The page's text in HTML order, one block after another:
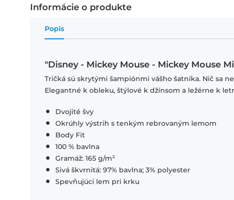
Informácie o produkte
Popis
"Disney - Mickey Mouse - Mickey Mouse
Tričká sú skrytými šampiónmi vášho šatníka. Nič sa
Elegantné k obleku, štýlové k džínsom a ležérne k
Dvojité švy
Okrúhly výstrih s tenkým rebrovaným lemom
Body Fit
100 % bavlna
Gramáž: 165 g/m²
Sivá škvrnitá: 97% bavlna; 3% polyester
Spevňujúci lem pri krku